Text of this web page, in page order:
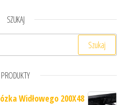
SZUKAJ
PRODUKTY
Widłowego 200X48